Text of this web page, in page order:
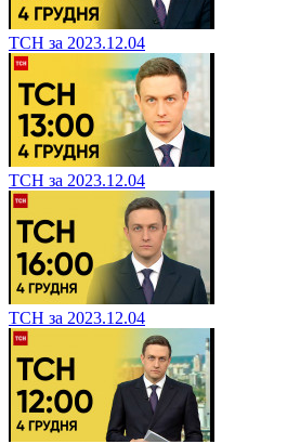
ТСН за 2023.12.04
ТСН за 2023.12.04
ТСН за 2023.12.04